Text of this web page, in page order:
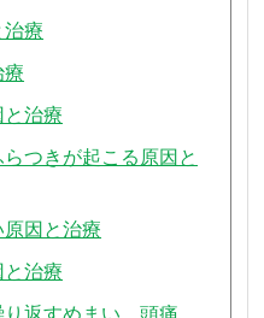
療
療
治療
つきが起こる原因と
因と治療
と治療
返すめまい、頭痛、